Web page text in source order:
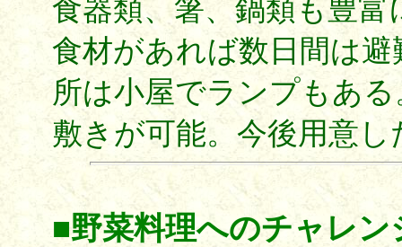
食器類、箸、鍋類も豊
食材があれば数日間は
所は小屋でランプもあ
敷きが可能。今後用意
■野菜料理へのチャレン